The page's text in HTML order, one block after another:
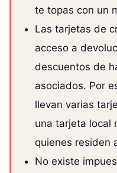
te topas con un
Las tarjetas de
acceso a
descuentos de
asociados. Por
llevan varias
una tarjeta local
quienes residen
No existe